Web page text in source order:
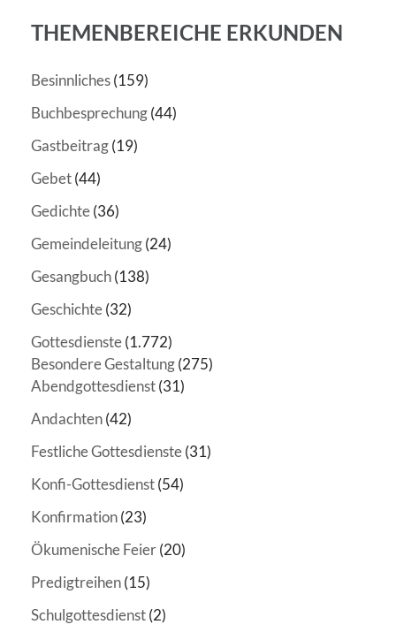
THEMENBEREICHE ERKUNDEN
Besinnliches(159)
Buchbesprechung(44)
Gastbeitrag(19)
Gebet(44)
Gedichte(36)
Gemeindeleitung(24)
Gesangbuch(138)
Geschichte(32)
Gottesdienste(1.772)
Besondere Gestaltung(275)
Abendgottesdienst(31)
Andachten(42)
Festliche Gottesdienste(31)
Konfi-Gottesdienst(54)
Konfirmation(23)
Ökumenische Feier(20)
Predigtreihen(15)
Schulgottesdienst(2)